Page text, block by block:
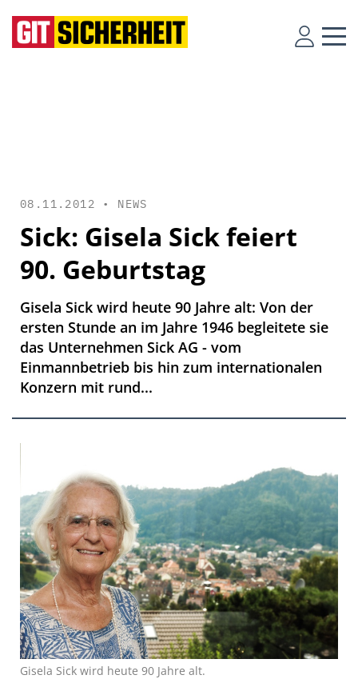
08.11.2012 • NEWS
Sick: Gisela Sick feiert
90. Geburtstag
Gisela Sick wird heute 90 Jahre alt: Von der
ersten Stunde an im Jahre 1946 begleitete sie
das Unternehmen Sick AG - vom
Einmannbetrieb bis hin zum internationalen
Konzern mit rund...
Gisela Sick wird heute 90 Jahre alt.